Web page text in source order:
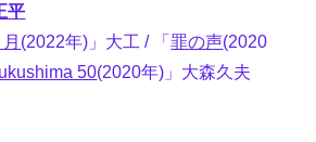
平
(2022年)」大工 / 「罪の声(2020
50(2020年)」大森久夫